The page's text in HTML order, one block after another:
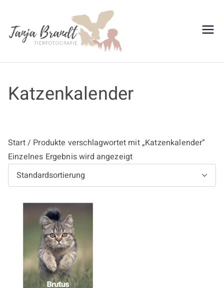
springen
Katzenkalender
Start/ Produkte verschlagwortet mit „Katzenkalender“
Einzelnes Ergebnis wird angezeigt